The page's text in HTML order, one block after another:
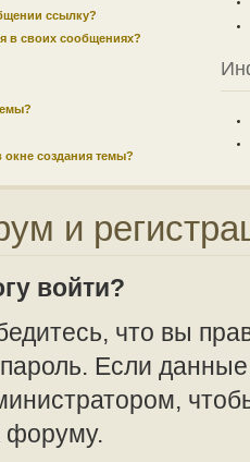
ссылку?
в своих сообщениях?
окне создания темы?
и
войти?
что вы
Если
форуму.